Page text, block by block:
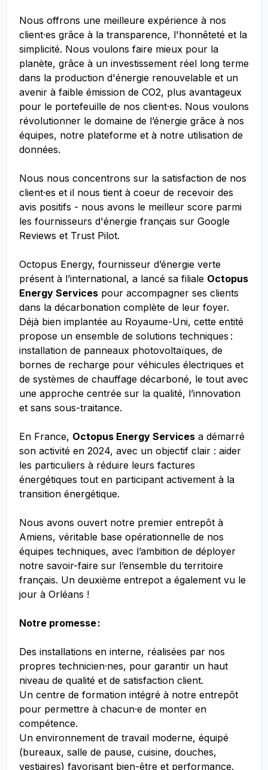
Nous offrons une meilleure expérience à nos
client·es grâce à la transparence, l'honnêteté et la
simplicité. Nous voulons faire mieux pour la
planète, grâce à un investissement réel long terme
dans la production d'énergie renouvelable et un
avenir à faible émission de CO2, plus avantageux
pour le portefeuille de nos client·es. Nous voulons
révolutionner le domaine de l’énergie grâce à nos
équipes, notre plateforme et à notre utilisation de
données.
Nous nous concentrons sur la satisfaction de nos
client·es et il nous tient à coeur de recevoir des
avis positifs - nous avons le meilleur score parmi
les fournisseurs d'énergie français sur Google
Reviews et Trust Pilot.
Octopus Energy, fournisseur d’énergie verte
présent à l’international, a lancé sa filiale Octopus
Energy Services pour accompagner ses clients
dans la décarbonation complète de leur foyer.
Déjà bien implantée au Royaume-Uni, cette entité
propose un ensemble de solutions techniques :
installation de panneaux photovoltaïques, de
bornes de recharge pour véhicules électriques et
de systèmes de chauffage décarboné, le tout avec
une approche centrée sur la qualité, l’innovation
et sans sous-traitance.
En France, Octopus Energy Services a démarré
son activité en 2024, avec un objectif clair : aider
les particuliers à réduire leurs factures
énergétiques tout en participant activement à la
transition énergétique.
Nous avons ouvert notre premier entrepôt à
Amiens, véritable base opérationnelle de nos
équipes techniques, avec l’ambition de déployer
notre savoir-faire sur l’ensemble du territoire
français. Un deuxième entrepot a également vu le
jour à Orléans !
Notre promesse :
Des installations en interne, réalisées par nos
propres technicien·nes, pour garantir un haut
niveau de qualité et de satisfaction client.
Un centre de formation intégré à notre entrepôt
pour permettre à chacun·e de monter en
compétence.
Un environnement de travail moderne, équipé
(bureaux, salle de pause, cuisine, douches,
vestiaires) favorisant bien-être et performance.